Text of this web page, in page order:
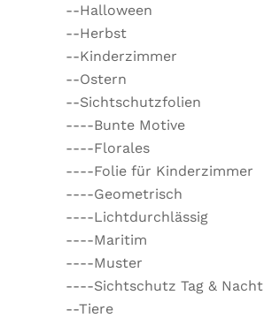
--Halloween
--Herbst
--Kinderzimmer
--Ostern
--Sichtschutzfolien
----Bunte Motive
----Florales
----Folie für Kinderzimmer
----Geometrisch
----Lichtdurchlässig
----Maritim
----Muster
----Sichtschutz Tag & Nacht
--Tiere